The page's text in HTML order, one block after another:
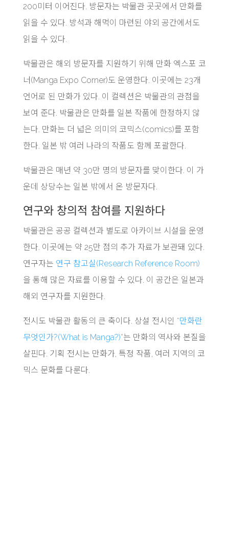
200미터 이어진다. 방문자는 박물관 곳곳에서 만화를
읽을 수 있다. 방석과 해먹이 마련된 야외 공간에서도
읽을 수 있다.
박물관은 해외 방문자를 지원하기 위해 만화 엑스포 코
너(Manga Expo Corner)도 운영한다. 이곳에는 23개
언어로 된 만화가 있다. 이 컬렉션은 박물관의 관점을
보여 준다. 박물관은 만화를 일본 작품에 한정하지 않
는다. 만화는 더 넓은 의미의 코믹스(comics)를 포함
한다. 일본 밖 여러 나라의 작품도 함께 포괄한다.
박물관은 매년 약 30만 명의 방문자를 맞이한다. 이 가
운데 상당수는 일본 밖에서 온 방문자다.
연구와 창의적 참여를 지원하다
박물관은 공공 컬렉션과 별도로 아카이브 시설을 운영
한다. 이곳에는 약 25만 점의 추가 자료가 보관돼 있다.
연구자는 연구 참고실(Research Reference Room)
을 통해 많은 자료를 이용할 수 있다. 이 공간은 일본과
해외 연구자를 지원한다.
전시도 박물관 활동의 큰 축이다. 상설 전시인 “만화란
무엇인가?(What is Manga?)”는 만화의 역사와 본질을
살핀다. 기획 전시는 만화가, 특정 작품, 여러 지역의 코
믹스 문화를 다룬다.